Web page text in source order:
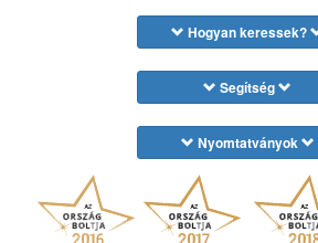
Hogyan keressek?
Segítség
Nyomtatványok